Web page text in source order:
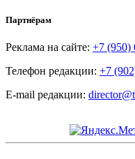
Партнёрам
Реклама на сайте: +7 (950)
Телефон редакции: +7
E-mail редакции: